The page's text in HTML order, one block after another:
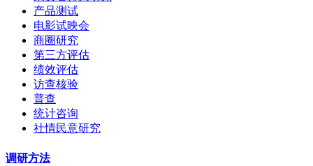
产品测试
电影试映会
商圈研究
第三方评估
绩效评估
访查核验
普查
统计咨询
社情民意研究
调研方法